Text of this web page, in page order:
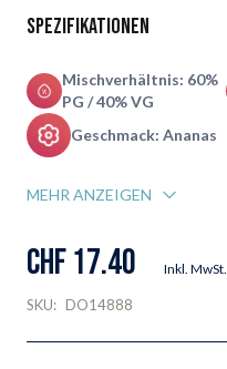
Spezifikationen
Mischverhältnis: 60%
PG / 40% VG
Geschmack: Ananas
MEHR ANZEIGEN
CHF 17.40 Inkl. MwSt.
SKU: DO14888